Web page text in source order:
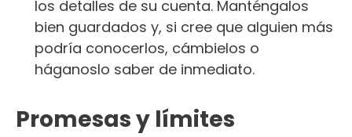
los detalles de su cuenta. Manténgalos
bien guardados y, si cree que alguien más
podría conocerlos, cámbielos o
háganoslo saber de inmediato.
Promesas y límites